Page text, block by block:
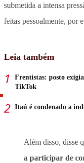
submetida a intensa
feitas pessoalmente, por
Leia também
Frentistas: posto
TikTok
Itaú é condenado a
Além disso, disse
a participar de